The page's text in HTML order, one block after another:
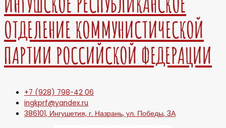
ОТДЕЛЕНИЕ КОММУНИСТИЧЕСКОЙ
ПАРТИИ РОССИЙСКОЙ ФЕДЕРАЦИИ
+7 (928) 798-42 06
ingkprf@yandex.ru
386101, Ингушетия, г. Назрань, ул. Победы, 3А